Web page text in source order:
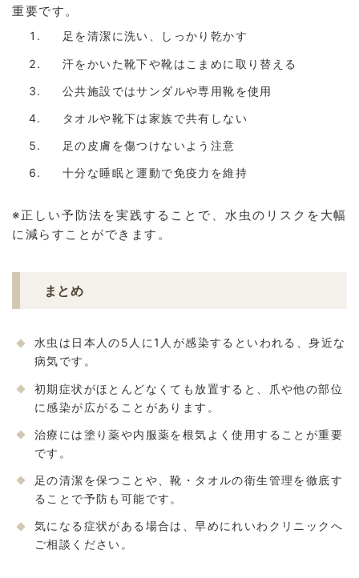
重要です。
足を清潔に洗い、しっかり乾かす
汗をかいた靴下や靴はこまめに取り替える
公共施設ではサンダルや専用靴を使用
タオルや靴下は家族で共有しない
足の皮膚を傷つけないよう注意
十分な睡眠と運動で免疫力を維持
※正しい予防法を実践することで、水虫のリスクを大幅
に減らすことができます。
まとめ
水虫は日本人の5人に1人が感染するといわれる、身近な
病気です。
初期症状がほとんどなくても放置すると、爪や他の部位
に感染が広がることがあります。
治療には塗り薬や内服薬を根気よく使用することが重要
です。
足の清潔を保つことや、靴・タオルの衛生管理を徹底す
ることで予防も可能です。
気になる症状がある場合は、早めにれいわクリニックへ
ご相談ください。